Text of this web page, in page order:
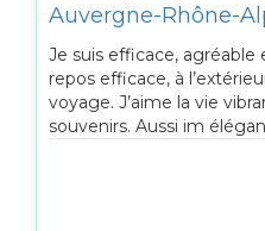
Auvergne-Rhône-
Je suis efficace, agréable
repos efficace, à
voyage. J’aime la vie
souvenirs. Aussi im